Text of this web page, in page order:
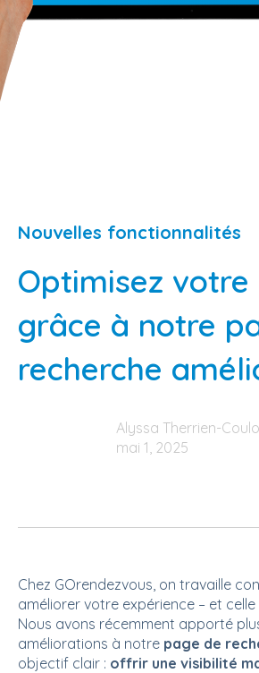
Nouvelles fonctionnalités
Optimisez
grâce à notre
recherche
Alyssa Therrien-
mai 1, 2025
Chez GOrendezvous, on travaille
améliorer votre expérience – et celle
Nous avons récemment apporté
améliorations à notre page de
objectif clair : offrir une visibilité